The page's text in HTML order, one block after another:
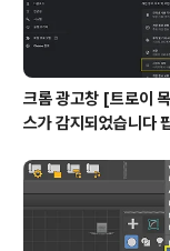
크롬 광고창 [트로이
스가 감지되었습니다